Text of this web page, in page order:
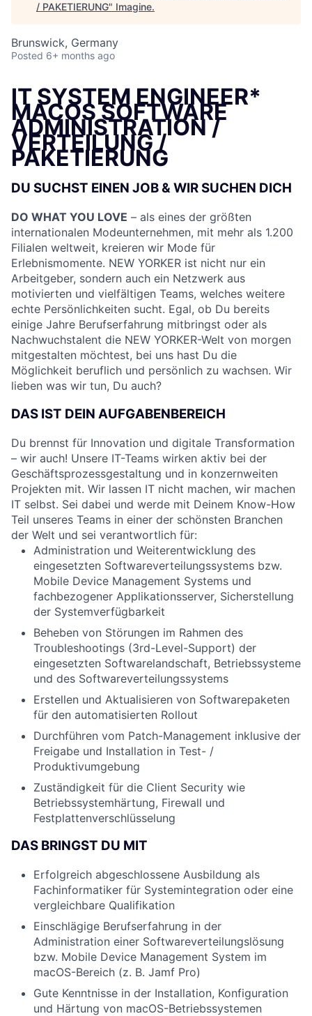
/ PAKETIERUNG" Imagine.
Brunswick, Germany
Posted 6+ months ago
IT SYSTEM ENGINEER*
MACOS SOFTWARE
ADMINISTRATION /
VERTEILUNG /
PAKETIERUNG
DU SUCHST EINEN JOB & WIR SUCHEN DICH
DO WHAT YOU LOVE – als eines der größten
internationalen Modeunternehmen, mit mehr als 1.200
Filialen weltweit, kreieren wir Mode für
Erlebnismomente. NEW YORKER ist nicht nur ein
Arbeitgeber, sondern auch ein Netzwerk aus
motivierten und vielfältigen Teams, welches weitere
echte Persönlichkeiten sucht. Egal, ob Du bereits
einige Jahre Berufserfahrung mitbringst oder als
Nachwuchstalent die NEW YORKER-Welt von morgen
mitgestalten möchtest, bei uns hast Du die
Möglichkeit beruflich und persönlich zu wachsen. Wir
lieben was wir tun, Du auch?
DAS IST DEIN AUFGABENBEREICH
Du brennst für Innovation und digitale Transformation
– wir auch! Unsere IT-Teams wirken aktiv bei der
Geschäftsprozessgestaltung und in konzernweiten
Projekten mit. Wir lassen IT nicht machen, wir machen
IT selbst. Sei dabei und werde mit Deinem Know-How
Teil unseres Teams in einer der schönsten Branchen
der Welt und sei verantwortlich für:
Administration und Weiterentwicklung des
eingesetzten Softwareverteilungssystems bzw.
Mobile Device Management Systems und
fachbezogener Applikationsserver, Sicherstellung
der Systemverfügbarkeit
Beheben von Störungen im Rahmen des
Troubleshootings (3rd-Level-Support) der
eingesetzten Softwarelandschaft, Betriebssysteme
und des Softwareverteilungssystems
Erstellen und Aktualisieren von Softwarepaketen
für den automatisierten Rollout
Durchführen vom Patch-Management inklusive der
Freigabe und Installation in Test- /
Produktivumgebung
Zuständigkeit für die Client Security wie
Betriebssystemhärtung, Firewall und
Festplattenverschlüsselung
DAS BRINGST DU MIT
Erfolgreich abgeschlossene Ausbildung als
Fachinformatiker für Systemintegration oder eine
vergleichbare Qualifikation
Einschlägige Berufserfahrung in der
Administration einer Softwareverteilungslösung
bzw. Mobile Device Management System im
macOS-Bereich (z. B. Jamf Pro)
Gute Kenntnisse in der Installation, Konfiguration
und Härtung von macOS-Betriebssystemen